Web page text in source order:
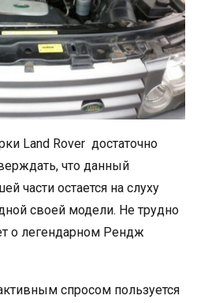
Land Rover достаточно
что данный
части остается на слуху
своей модели. Не трудно
о легендарном Рендж
спросом пользуется